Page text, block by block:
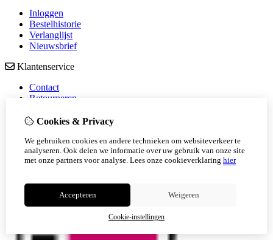
Inloggen
Bestelhistorie
Verlanglijst
Nieuwsbrief
Klantenservice
Contact
Retourneren
Veelgestelde vragen
Cookies & Privacy
We gebruiken cookies en andere technieken om websiteverkeer te
analyseren. Ook delen we informatie over uw gebruik van onze site
met onze partners voor analyse. Lees onze cookieverklaring hier
Accepteren Weigeren
Cookie-instellingen